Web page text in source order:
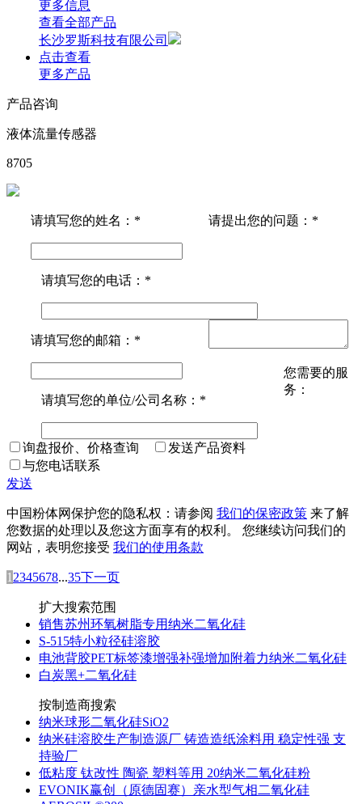
更多信息
查看全部产品
长沙罗斯科技有限公司
点击查看
更多产品
产品咨询
液体流量传感器
8705
请填写您的姓名：*
请填写您的电话：*
请填写您的邮箱：*
请填写您的单位/公司名称：*
请提出您的问题：*
您需要的服
务：
询盘报价、价格查询
发送产品资料
与您电话联系
发送
中国粉体网保护您的隐私权：请参阅 我们的保密政策 来了解
您数据的处理以及您这方面享有的权利。 您继续访问我们的
网站，表明您接受 我们的使用条款
1 2345678...35下一页
扩大搜索范围
销售苏州环氧树脂专用纳米二氧化硅
S-515特小粒径硅溶胶
电池背胶PET标签漆增强补强增加附着力纳米二氧化硅
白炭黑+二氧化硅
按制造商搜索
纳米球形二氧化硅SiO2
纳米硅溶胶生产制造源厂 铸造造纸涂料用 稳定性强 支
持验厂
低粘度 钛改性 陶瓷 塑料等用 20纳米二氧化硅粉
EVONIK赢创（原德固赛）亲水型气相二氧化硅